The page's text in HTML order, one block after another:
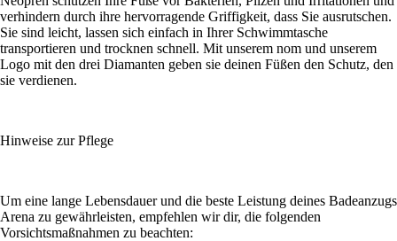
verhindern durch ihre hervorragende Griffigkeit, dass Sie ausrutschen.
Sie sind leicht, lassen sich einfach in Ihrer Schwimmtasche
transportieren und trocknen schnell. Mit unserem nom und unserem
Logo mit den drei Diamanten geben sie deinen Füßen den Schutz, den
sie verdienen.
Hinweise zur Pflege
Um eine lange Lebensdauer und die beste Leistung deines Badeanzugs
Arena zu gewährleisten, empfehlen wir dir, die folgenden
Vorsichtsmaßnahmen zu beachten: